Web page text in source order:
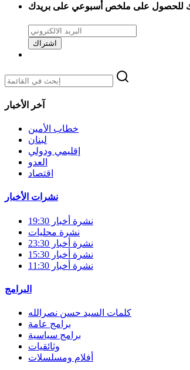
للحصول على ملخص أسبوعي على بريدك
اشتراك
آخر الأخبار
خطاب الأمين
لبنان
إقليمي ودولي
العدو
اقتصاد
نشرات الأخبار
نشرة أخبار 19:30
نشرة محليات
نشرة أخبار 23:30
نشرة أخبار 15:30
نشرة أخبار 11:30
البرامج
كلمات السيد حسن نصرالله
برامج عامة
برامج سياسية
وثائقيات
أفلام ومسلسلات